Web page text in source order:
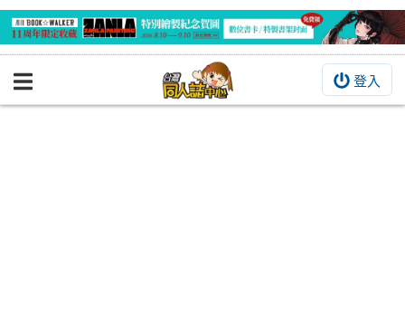
登入
BOOKY書集倉庫